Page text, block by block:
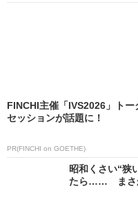
FINCHI主催「IVS2026」トー
セッションが話題に！
PR(FINCHI on GOETHE)
昭和くさい“狭
たら…… まさ